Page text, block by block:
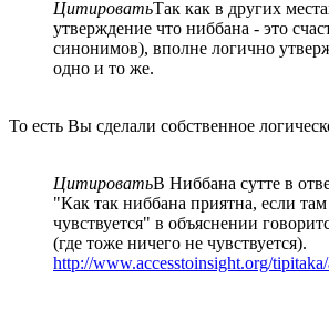
ЦитироватьТак как в других
утверждение что ниббана - это
синонимов), вполне логично
одно и то же.
То есть Вы сделали собственное
ЦитироватьВ Ниббана сутте в
"Как так ниббана приятна, если
чувствуется" в объяснении
(где тоже ничего не чувствуется).
http://www.accesstoinsight.org/